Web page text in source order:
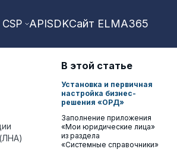
CSP APISDKСайт ELMA365
В этой статье
Установка и первичная
настройка бизнес-
решения «ОРД»
Заполнение приложения
«Мои юридические лица»
из раздела
«Системные справочники»